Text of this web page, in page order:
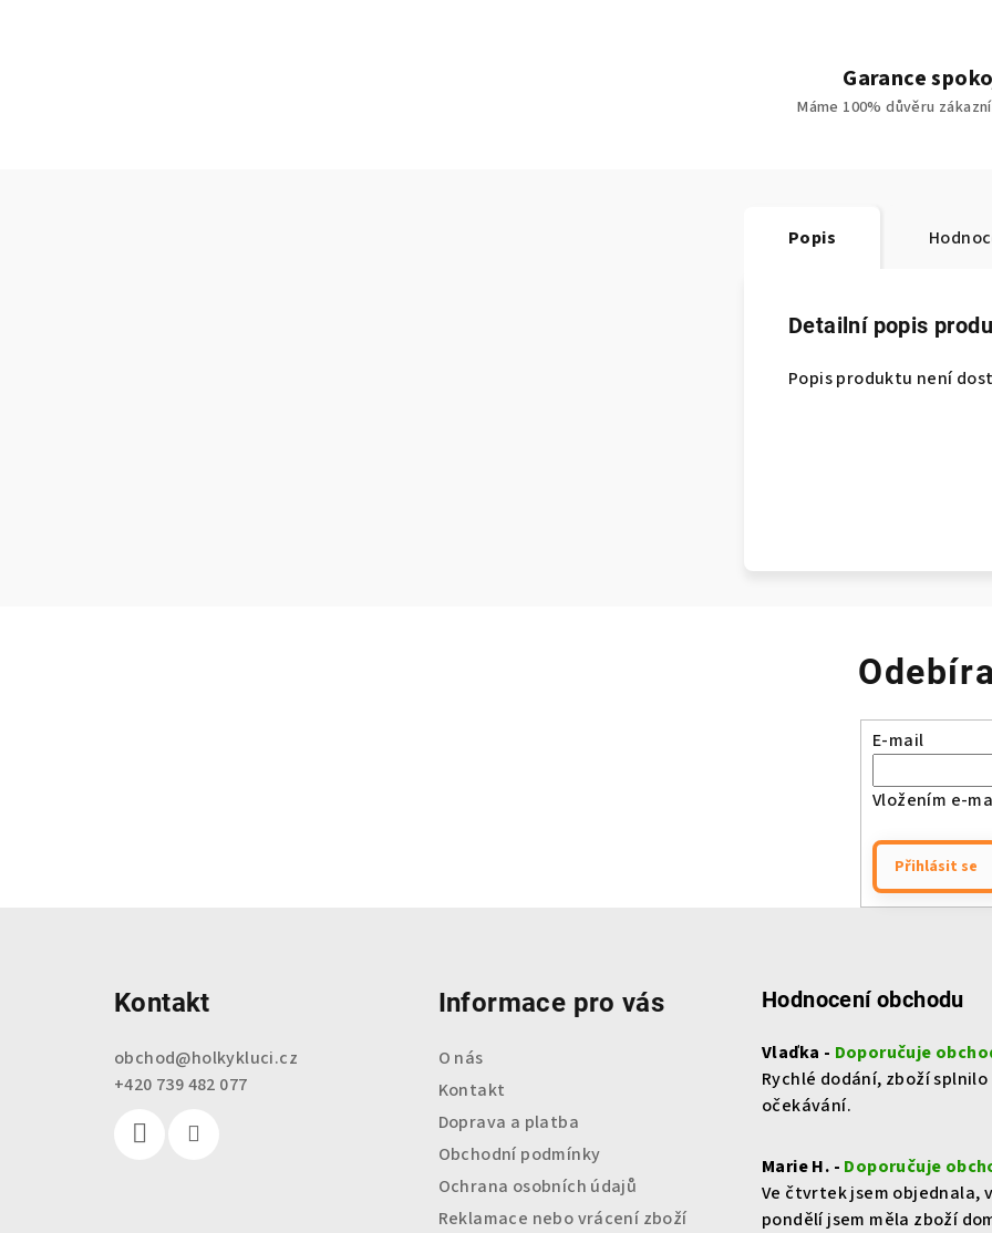
Garance
Máme 100% důvěru
Popis
Detailní popis
Popis produktu není
E-mail
Vložením e-
Přihlásit se
Kontakt
obchod@holkykluci.cz
+420 739 482 077
Informace pro vás
O nás
Kontakt
Doprava a platba
Obchodní podmínky
Ochrana osobních údajů
Reklamace nebo vrácení zboží
Hodnocení obchodu
Vlaďka - Doporučuje
Rychlé dodání, zboží splnilo
očekávání.
Marie H. - Doporučuje
Ve čtvrtek jsem objednala, v
pondělí jsem měla zboží